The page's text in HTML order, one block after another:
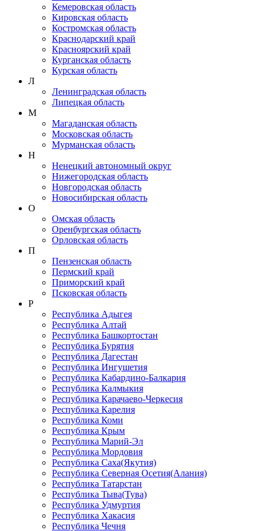
Кемеровская область
Кировская область
Костромская область
Краснодарский край
Красноярский край
Курганская область
Курская область
Л
Ленинградская область
Липецкая область
М
Магаданская область
Московская область
Мурманская область
Н
Ненецкий автономный округ
Нижегородская область
Новгородская область
Новосибирская область
О
Омская область
Оренбургская область
Орловская область
П
Пензенская область
Пермский край
Приморский край
Псковская область
Р
Республика Адыгея
Республика Алтай
Республика Башкортостан
Республика Бурятия
Республика Дагестан
Республика Ингушетия
Республика Кабардино-Балкария
Республика Калмыкия
Республика Карачаево-Черкеcия
Республика Карелия
Республика Коми
Республика Крым
Республика Марий-Эл
Республика Мордовия
Республика Саха(Якутия)
Республика Северная Осетия(Алания)
Республика Татарстан
Республика Тыва(Тува)
Республика Удмуртия
Республика Хакасия
Республика Чечня